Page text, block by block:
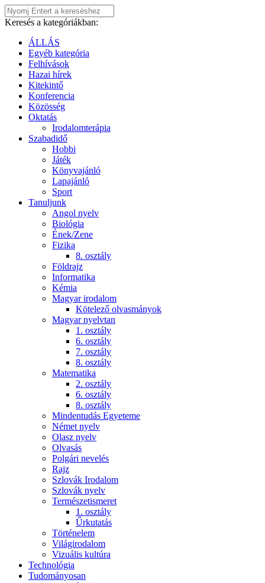
Keresés a kategóriákban:
ÁLLÁS
Egyéb kategória
Felhívások
Hazai hírek
Kitekintő
Konferencia
Közösség
Oktatás
Irodalomterápia
Szabadidő
Hobbi
Játék
Könyvajánló
Lapajánló
Sport
Tanuljunk
Angol nyelv
Biológia
Ének/Zene
Fizika
8. osztály
Földrajz
Informatika
Kémia
Magyar irodalom
Kötelező olvasmányok
Magyar nyelvtan
1. osztály
6. osztály
7. osztály
8. osztály
Matematika
2. osztály
6. osztály
8. osztály
Mindentudás Egyeteme
Német nyelv
Olasz nyelv
Olvasás
Polgári nevelés
Rajz
Szlovák Irodalom
Szlovák nyelv
Természetismeret
1. osztály
Űrkutatás
Történelem
Világirodalom
Vizuális kultúra
Technológia
Tudományosan